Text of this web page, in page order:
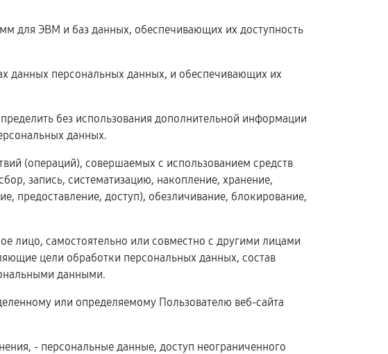
для ЭВМ и баз данных, обеспечивающих их доступность
данных персональных данных, и обеспечивающих их
без использования дополнительной информации
данных.
(операций), совершаемых с использованием средств
запись, систематизацию, накопление, хранение,
предоставление, доступ), обезличивание, блокирование,
лицо, самостоятельно или совместно с другими лицами
цели обработки персональных данных, состав
данными.
или определяемому Пользователю веб-сайта
- персональные данные, доступ неограниченного